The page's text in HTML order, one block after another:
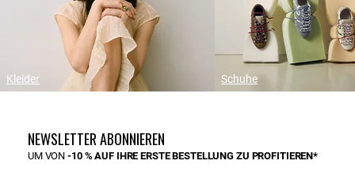
Kleider Schuhe
NEWSLETTER ABONNIEREN
UM VON-10 % AUF IHRE ERSTE BESTELLUNG ZU PROFITIEREN*